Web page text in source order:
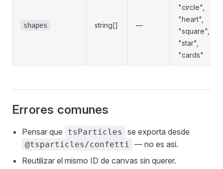
shapes string[] —
"circle",
"heart",
"square",
"star",
"cards"
Errores comunes
Pensar que tsParticles se exporta desde
@tsparticles/confetti
— no es así.
Reutilizar el mismo ID de canvas sin querer.